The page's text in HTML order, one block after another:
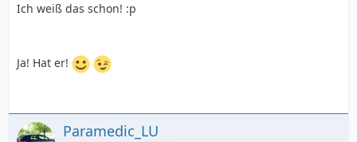
Ich weiß das schon! :p
Ja! Hat er!
Paramedic_LU